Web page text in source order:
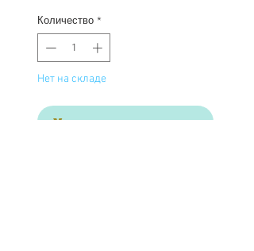
Количество *
Нет на складе
Уведомить о появлении